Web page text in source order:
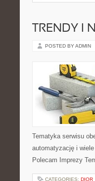
TRENDY I
POSTED BY ADMIN
Tematyka serwisu
automatyzację i
Polecam Imprezy
CATEGORIES: DIOR